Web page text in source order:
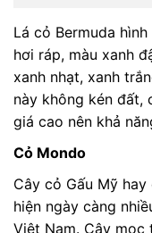
Lá cỏ Bermuda
hơi ráp, màu xanh
xanh nhạt, xanh
này không kén đất,
giá cao nên khả
Cỏ Mondo
Cây cỏ Gấu Mỹ
hiện ngày càng
Việt Nam. Cây mọc